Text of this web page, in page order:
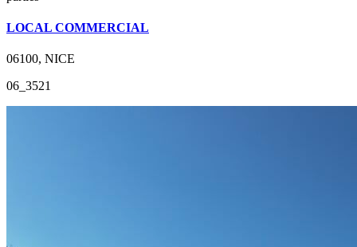
LOCAL COMMERCIAL
06100, NICE
06_3521